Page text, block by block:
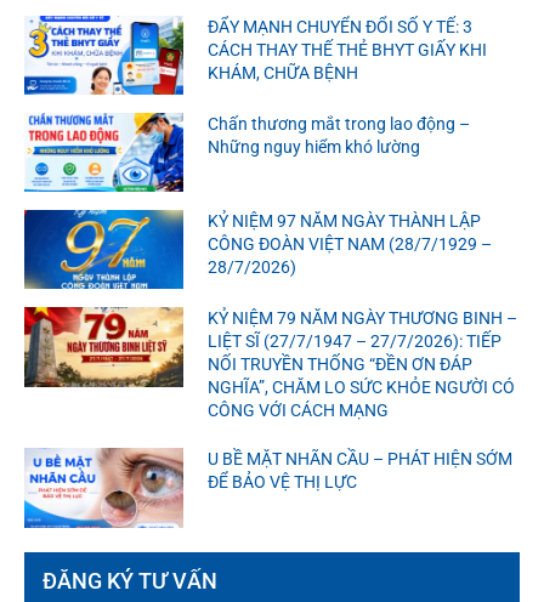
ĐẨY MẠNH CHUYỂN ĐỔI SỐ Y TẾ: 3
CÁCH THAY THẾ THẺ BHYT GIẤY KHI
KHÁM, CHỮA BỆNH
Chấn thương mắt trong lao động –
Những nguy hiểm khó lường
KỶ NIỆM 97 NĂM NGÀY THÀNH LẬP
CÔNG ĐOÀN VIỆT NAM (28/7/1929 –
28/7/2026)
KỶ NIỆM 79 NĂM NGÀY THƯƠNG BINH –
LIỆT SĨ (27/7/1947 – 27/7/2026): TIẾP
NỐI TRUYỀN THỐNG “ĐỀN ƠN ĐÁP
NGHĨA”, CHĂM LO SỨC KHỎE NGƯỜI CÓ
CÔNG VỚI CÁCH MẠNG
U BỀ MẶT NHÃN CẦU – PHÁT HIỆN SỚM
ĐỂ BẢO VỆ THỊ LỰC
ĐĂNG KÝ TƯ VẤN